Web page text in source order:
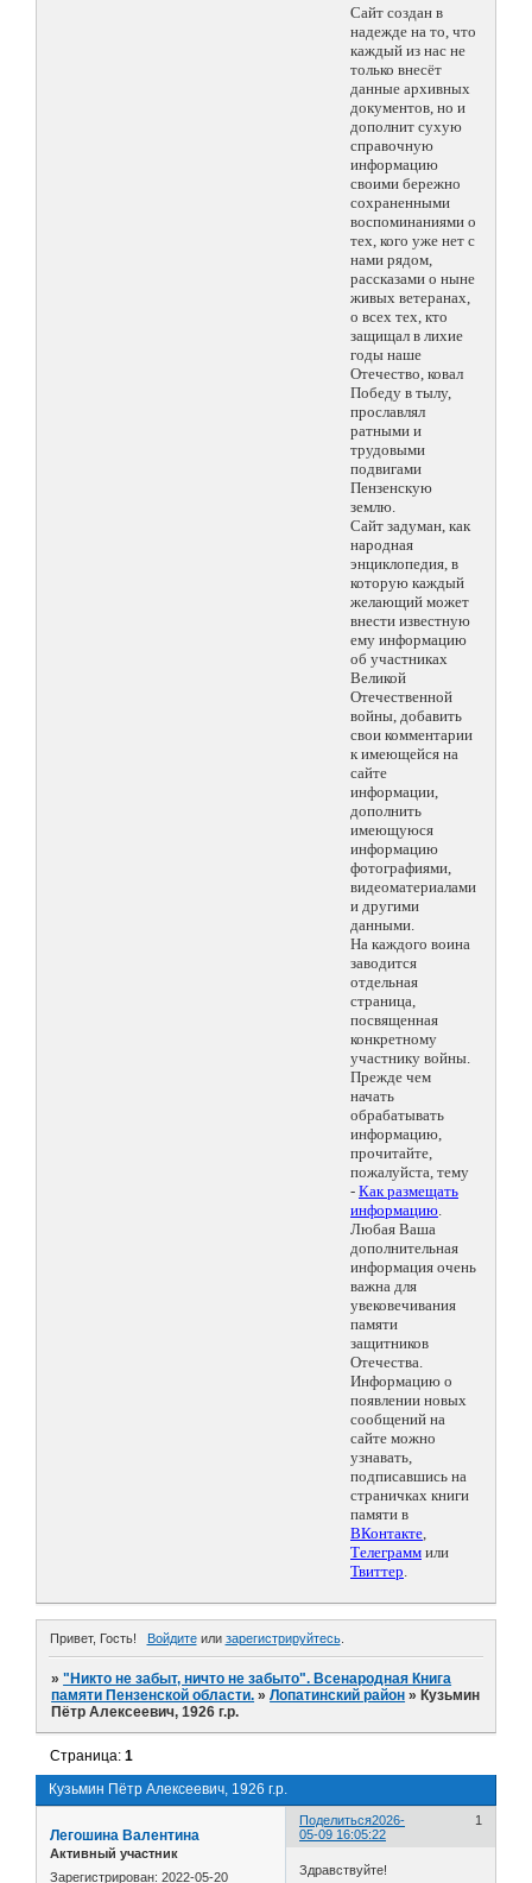
Сайт создан в
надежде на то, что
каждый из нас не
только внесёт
данные архивных
документов, но и
дополнит сухую
справочную
информацию
своими бережно
сохраненными
воспоминаниями о
тех, кого уже нет с
нами рядом,
рассказами о ныне
живых ветеранах,
о всех тех, кто
защищал в лихие
годы наше
Отечество, ковал
Победу в тылу,
прославлял
ратными и
трудовыми
подвигами
Пензенскую
землю.
Сайт задуман, как
народная
энциклопедия, в
которую каждый
желающий может
внести известную
ему информацию
об участниках
Великой
Отечественной
войны, добавить
свои комментарии
к имеющейся на
сайте
информации,
дополнить
имеющуюся
информацию
фотографиями,
видеоматериалами
и другими
данными.
На каждого воина
заводится
отдельная
страница,
посвященная
конкретному
участнику войны.
Прежде чем
начать
обрабатывать
информацию,
прочитайте,
пожалуйста, тему
- Как размещать
информацию.
Любая Ваша
дополнительная
информация очень
важна для
увековечивания
памяти
защитников
Отечества.
Информацию о
появлении новых
сообщений на
сайте можно
узнавать,
подписавшись на
страничках книги
памяти в
ВКонтакте,
Телеграмм или
Твиттер.
Привет, Гость! Войдитеили зарегистрируйтесь.
»"Никто не забыт, ничто не забыто". Всенародная Книга
памяти Пензенской области. »Лопатинский район » Кузьмин
Пётр Алексеевич, 1926 г.р.
Кузьмин Пётр Алексеевич, 1926 г.р.
Страница:1
Поделиться 1
2026-
05-09 16:05:22
Легошина Валентина
Активный участник
Зарегистрирован: 2022-05-20 Здравствуйте!